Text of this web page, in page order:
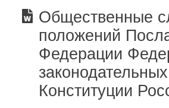
Общественные
положений
Федерации
Конституции